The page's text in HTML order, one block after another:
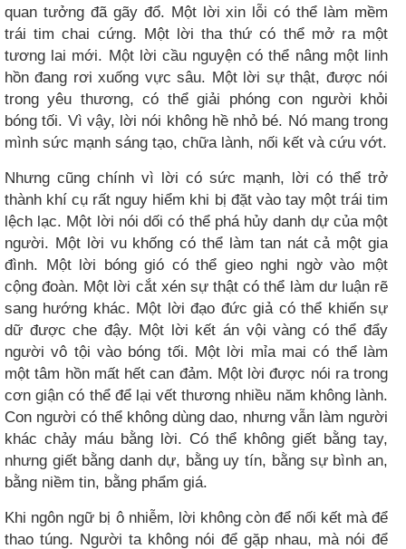
quan tưởng đã gãy đổ. Một lời xin lỗi có thể làm mềm
trái tim chai cứng. Một lời tha thứ có thể mở ra một
tương lai mới. Một lời cầu nguyện có thể nâng một linh
hồn đang rơi xuống vực sâu. Một lời sự thật, được nói
trong yêu thương, có thể giải phóng con người khỏi
bóng tối. Vì vậy, lời nói không hề nhỏ bé. Nó mang trong
mình sức mạnh sáng tạo, chữa lành, nối kết và cứu vớt.
Nhưng cũng chính vì lời có sức mạnh, lời có thể trở
thành khí cụ rất nguy hiểm khi bị đặt vào tay một trái tim
lệch lạc. Một lời nói dối có thể phá hủy danh dự của một
người. Một lời vu khống có thể làm tan nát cả một gia
đình. Một lời bóng gió có thể gieo nghi ngờ vào một
cộng đoàn. Một lời cắt xén sự thật có thể làm dư luận rẽ
sang hướng khác. Một lời đạo đức giả có thể khiến sự
dữ được che đậy. Một lời kết án vội vàng có thể đẩy
người vô tội vào bóng tối. Một lời mỉa mai có thể làm
một tâm hồn mất hết can đảm. Một lời được nói ra trong
cơn giận có thể để lại vết thương nhiều năm không lành.
Con người có thể không dùng dao, nhưng vẫn làm người
khác chảy máu bằng lời. Có thể không giết bằng tay,
nhưng giết bằng danh dự, bằng uy tín, bằng sự bình an,
bằng niềm tin, bằng phẩm giá.
Khi ngôn ngữ bị ô nhiễm, lời không còn để nối kết mà để
thao túng. Người ta không nói để gặp nhau, mà nói để